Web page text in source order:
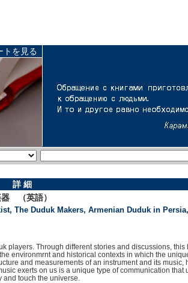
トを見る
詳 細
（英語）
The Duduk Makers, Armenian Duduk in
players. Through different stories and discussions,
environmrnt and historical contexts in which the
and measurements of an instrument and its
exerts on us is a unique type of communication
and touch the universe.